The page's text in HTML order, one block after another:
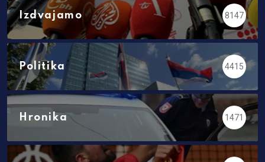
Izdvajamo 8147
Politika 4415
Hronika 1471